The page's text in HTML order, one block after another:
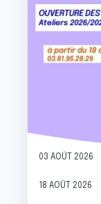
03 AOÛT 2026
18 AOÛT 2026